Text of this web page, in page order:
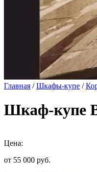
Главная /Шкафы-купе /
Шкаф-купе
Цена:
от 55 000 руб.